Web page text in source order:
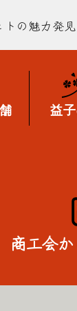
トの魅力発
益
商工会